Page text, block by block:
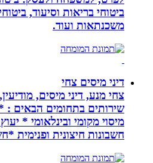
ביטוחי בריאות וסיעוד, ביטוחי
משכנתאות ועוד.
דיני מיסים צחי
צחי מנע, דיני מיסים, מודיעין,
שירותים בתחומים הבאים : *
מיסוי מקומי ובינלאומי * יעוץ
חשבונות חיצונית ופנימית